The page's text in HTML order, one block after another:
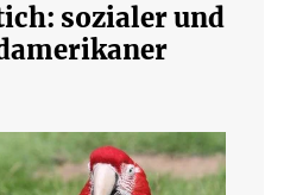
sozialer und